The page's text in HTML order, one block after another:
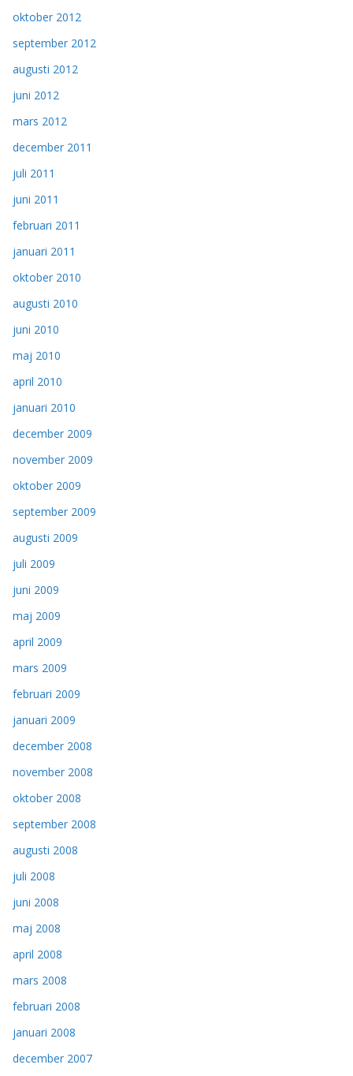
oktober 2012
september 2012
augusti 2012
juni 2012
mars 2012
december 2011
juli 2011
juni 2011
februari 2011
januari 2011
oktober 2010
augusti 2010
juni 2010
maj 2010
april 2010
januari 2010
december 2009
november 2009
oktober 2009
september 2009
augusti 2009
juli 2009
juni 2009
maj 2009
april 2009
mars 2009
februari 2009
januari 2009
december 2008
november 2008
oktober 2008
september 2008
augusti 2008
juli 2008
juni 2008
maj 2008
april 2008
mars 2008
februari 2008
januari 2008
december 2007